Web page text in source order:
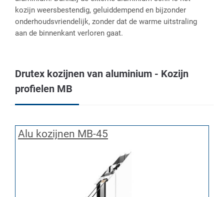
kozijn weersbestendig, geluiddempend en bijzonder
onderhoudsvriendelijk, zonder dat de warme uitstraling
aan de binnenkant verloren gaat.
Drutex kozijnen van aluminium - Kozijn
profielen MB
Alu kozijnen MB-45